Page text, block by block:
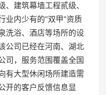
建筑幕墙工程贰级、
业内少有的“双甲”资质
洗浴、酒店等场所的设
公司已经在河南、湖北
司，服务范围覆盖全国
有大型休闲场所建造需
开的客户反馈信息显